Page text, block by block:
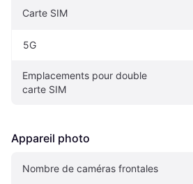
Carte SIM
5G
Emplacements pour double
carte SIM
Appareil photo
Nombre de caméras frontales